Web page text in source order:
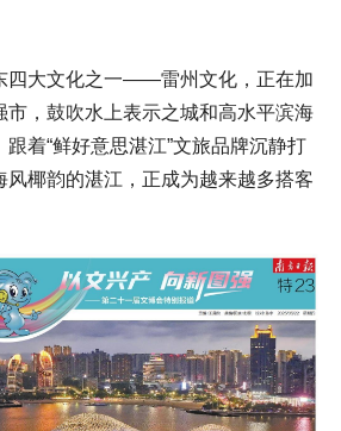
四大文化之一——雷州文化，正在加
市，鼓吹水上表示之城和高水平滨海
着“鲜好意思湛江”文旅品牌沉静打
风椰韵的湛江，正成为越来越多搭客